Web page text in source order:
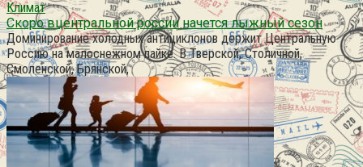
Климат
Скоро вцентральной россии начется лыжный сезон
Доминирование холодных антициклонов держит Центральную
Россию на малоснежном пайке. В Тверской, Столичной,
Смоленской, Брянской,